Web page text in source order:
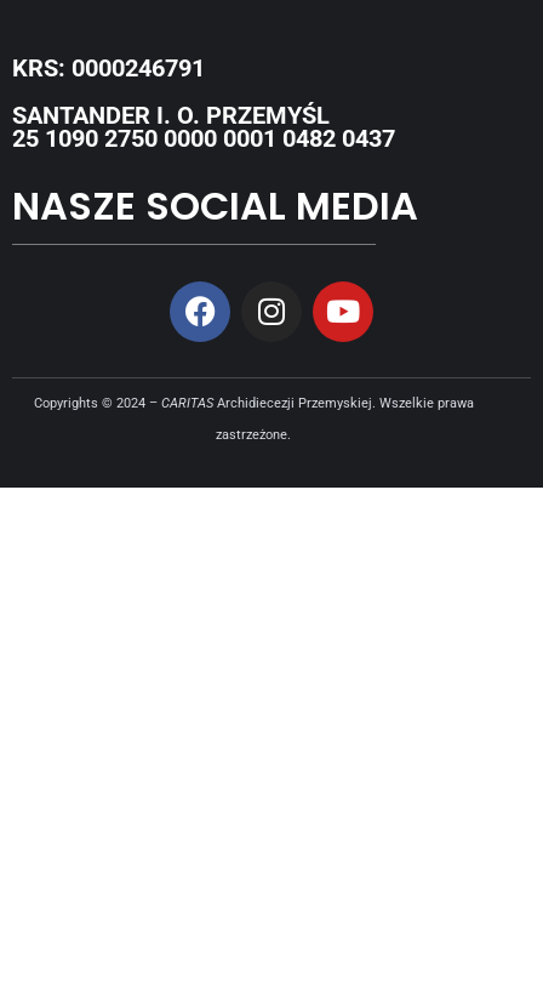
KRS: 0000246791
SANTANDER I. O. PRZEMYŚL
25 1090 2750 0000 0001 0482 0437
NASZE SOCIAL MEDIA
Copyrights © 2024 – CARITASArchidiecezji Przemyskiej. Wszelkie prawa
zastrzeżone.